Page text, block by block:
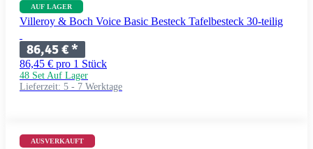
AUF LAGER
Villeroy & Boch Voice Basic Besteck Tafelbesteck 30-teilig
86,45 €*
86,45 € pro 1 Stück
48 Set Auf Lager
Lieferzeit: 5 - 7 Werktage
AUSVERKAUFT